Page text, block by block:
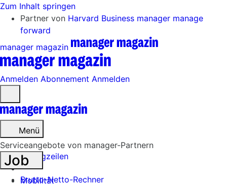
Zum Inhalt springen
Partner von Harvard Business manager manage
forward
manager magazin
Anmelden Abonnement Anmelden
öffnen
Menü
Schlagzeilen
Mobilität
Serviceangebote von manager-Partnern
Job
Brutto-Netto-Rechner